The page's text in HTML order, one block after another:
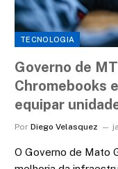
TECNOLOGIA
Governo de
Chromebooks
equipar
Por Diego Velasquez
O Governo de Mato